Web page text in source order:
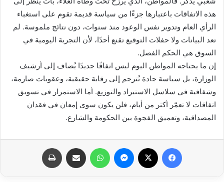
هذه الاتفاقات باعتبارها جزءًا من سياسة قديمة تقوم على استغباء
الرأي العام وتدوير نفس الوعود منذ سنوات، دون نتائج ملموسة. لم
تعد البيانات ولا حفلات التوقيع تقنع أحدًا، لأن التجربة اليومية في
السوق هي الحكم الفصل.
إن ما يحتاجه المواطن اليوم ليس اتفاقًا جديدًا يُضاف إلى أرشيف
الوزارة، بل سياسة جادة تُترجم إلى رقابة حقيقية، وعقوبات صارمة،
وشفافية في سلاسل الاستيراد والتوزيع. أما الاستمرار في تسويق
اتفاقات لا تعمّر أكثر من أيام، فلن يكون سوى إمعان في فقدان
المصداقية، وتعميق الفجوة بين الحكومة والشارع.
فيسبوك ماسنجر واتساب مشاركة عبر البريد